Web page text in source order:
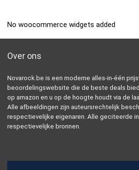
No woocommerce widgets added
Over ons
Novarock.be is een moderne alles-in-één
beoordelingswebsite die de beste deals
op amazon en u op de hoogte houdt via de
Alle afbeeldingen zijn auteursrechtelijk
respectievelijke eigenaren. Alle geciteerde
respectievelijke bronnen.